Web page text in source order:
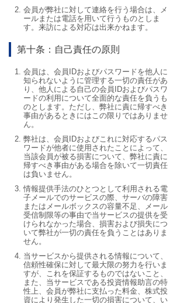
会員が弊社に対して連絡を行う場合は、メ
ールまたは電話を用いて行うものとしま
す。来訪による対応は出来かねます。
第十条：自己責任の原則
会員は、会員IDおよびパスワードを他人に
知られないように管理する一切の責任があ
り、他人による自己の会員IDおよびパスワ
ードの利用について全面的な責任を負うも
のとします。ただし、弊社に責に帰すべき
事由があるときにはこの限りではありませ
ん。
弊社は、会員IDおよびこれに対応するパス
ワードが他者に使用されたことによって、
当該会員が被る損害について、弊社に責に
帰すべき事由がある場合を除いて一切責任
は負いません。
情報提供手法のひとつとして利用される電
子メールでのサービスの際、サーバの障害
またはメールボックスの容量不足、メール
受信制限等の事由で当サービスの提供を受
けられなかった場合、損害および損失につ
いて弊社が一切の責任を負うことはありま
せん。
当サービスから提供される情報について、
信頼性確保に対して最大限の努力を行いま
すが、これを保証するものではないこと、
また、当サービスである投資情報助言の特
性上、会員が弊社に支払った料金、株式投
資により発生した一切の損害について、い